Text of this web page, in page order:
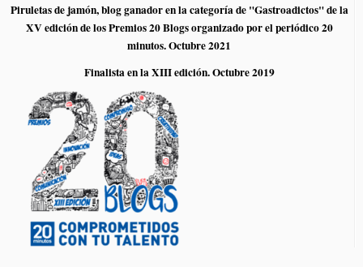
Piruletas de jamón, blog ganador en la categoría de "Gastroadictos" de la
XV edición de los Premios 20 Blogs organizado por el periódico 20
minutos. Octubre 2021
Finalista en la XIII edición. Octubre 2019